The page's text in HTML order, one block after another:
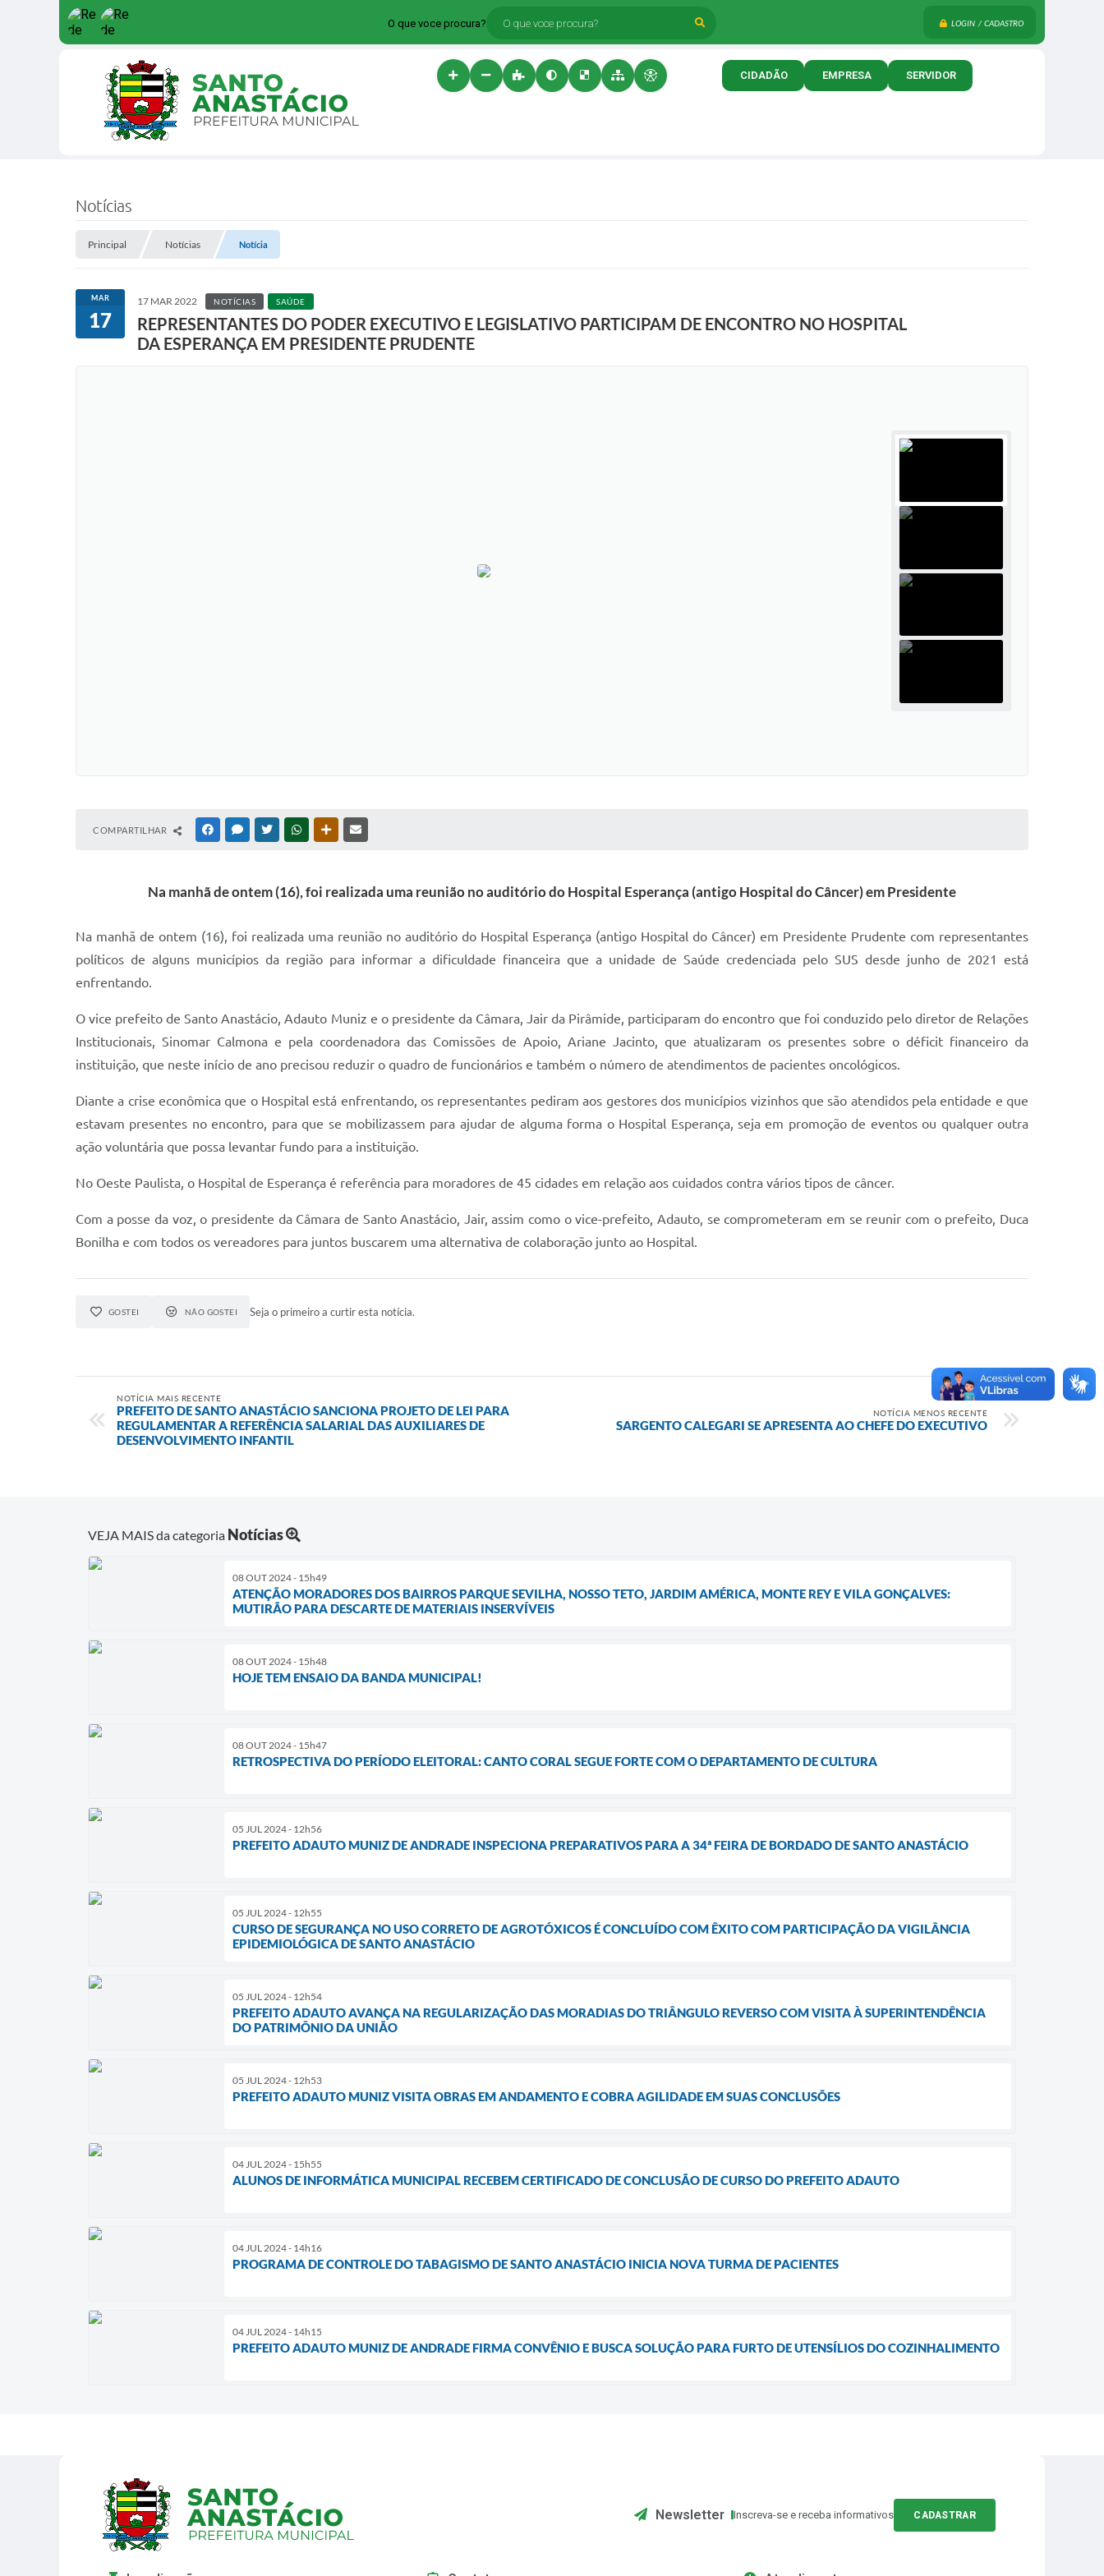
LOGIN / CADASTRO
O que voce procura?
CIDADÃO EMPRESA SERVIDOR
Notícias
Principal Notícias Notícia
MAR
17
17 MAR 2022 NOTÍCIAS SAÚDE
REPRESENTANTES DO PODER EXECUTIVO E LEGISLATIVO PARTICIPAM DE ENCONTRO NO HOSPITAL
DA ESPERANÇA EM PRESIDENTE PRUDENTE
COMPARTILHAR FACEBOOKMESSENGER
TWITTERWHATSAPPOUTRAS MÍDIAS
Na manhã de ontem (16), foi realizada uma reunião no auditório do Hospital Esperança (antigo Hospital do Câncer) em Presidente
Na manhã de ontem (16), foi realizada uma reunião no auditório do Hospital Esperança (antigo Hospital do Câncer) em Presidente Prudente com representantes
políticos de alguns municípios da região para informar a dificuldade financeira que a unidade de Saúde credenciada pelo SUS desde junho de 2021 está
enfrentando.
O vice prefeito de Santo Anastácio, Adauto Muniz e o presidente da Câmara, Jair da Pirâmide, participaram do encontro que foi conduzido pelo diretor de Relações
Institucionais, Sinomar Calmona e pela coordenadora das Comissões de Apoio, Ariane Jacinto, que atualizaram os presentes sobre o déficit financeiro da
instituição, que neste início de ano precisou reduzir o quadro de funcionários e também o número de atendimentos de pacientes oncológicos.
Diante a crise econômica que o Hospital está enfrentando, os representantes pediram aos gestores dos municípios vizinhos que são atendidos pela entidade e que
estavam presentes no encontro, para que se mobilizassem para ajudar de alguma forma o Hospital Esperança, seja em promoção de eventos ou qualquer outra
ação voluntária que possa levantar fundo para a instituição.
No Oeste Paulista, o Hospital de Esperança é referência para moradores de 45 cidades em relação aos cuidados contra vários tipos de câncer.
Com a posse da voz, o presidente da Câmara de Santo Anastácio, Jair, assim como o vice-prefeito, Adauto, se comprometeram em se reunir com o prefeito, Duca
Bonilha e com todos os vereadores para juntos buscarem uma alternativa de colaboração junto ao Hospital.
GOSTEI NÃO GOSTEI Seja o primeiro a curtir esta notícia.
NOTÍCIA MAIS RECENTE
PREFEITO DE SANTO ANASTÁCIO SANCIONA PROJETO DE LEI PARA
REGULAMENTAR A REFERÊNCIA SALARIAL DAS AUXILIARES DE
DESENVOLVIMENTO INFANTIL
NOTÍCIA MENOS RECENTE
SARGENTO CALEGARI SE APRESENTA AO CHEFE DO EXECUTIVO
VEJA MAIS da categoria Notícias
08 OUT 2024 - 15h49
ATENÇÃO MORADORES DOS BAIRROS PARQUE SEVILHA, NOSSO TETO, JARDIM AMÉRICA, MONTE REY E VILA GONÇALVES:
MUTIRÃO PARA DESCARTE DE MATERIAIS INSERVÍVEIS
08 OUT 2024 - 15h48
HOJE TEM ENSAIO DA BANDA MUNICIPAL!
08 OUT 2024 - 15h47
RETROSPECTIVA DO PERÍODO ELEITORAL: CANTO CORAL SEGUE FORTE COM O DEPARTAMENTO DE CULTURA
05 JUL 2024 - 12h56
PREFEITO ADAUTO MUNIZ DE ANDRADE INSPECIONA PREPARATIVOS PARA A 34ª FEIRA DE BORDADO DE SANTO ANASTÁCIO
05 JUL 2024 - 12h55
CURSO DE SEGURANÇA NO USO CORRETO DE AGROTÓXICOS É CONCLUÍDO COM ÊXITO COM PARTICIPAÇÃO DA VIGILÂNCIA
EPIDEMIOLÓGICA DE SANTO ANASTÁCIO
05 JUL 2024 - 12h54
PREFEITO ADAUTO AVANÇA NA REGULARIZAÇÃO DAS MORADIAS DO TRIÂNGULO REVERSO COM VISITA À SUPERINTENDÊNCIA
DO PATRIMÔNIO DA UNIÃO
05 JUL 2024 - 12h53
PREFEITO ADAUTO MUNIZ VISITA OBRAS EM ANDAMENTO E COBRA AGILIDADE EM SUAS CONCLUSÕES
04 JUL 2024 - 15h55
ALUNOS DE INFORMÁTICA MUNICIPAL RECEBEM CERTIFICADO DE CONCLUSÃO DE CURSO DO PREFEITO ADAUTO
04 JUL 2024 - 14h16
PROGRAMA DE CONTROLE DO TABAGISMO DE SANTO ANASTÁCIO INICIA NOVA TURMA DE PACIENTES
04 JUL 2024 - 14h15
PREFEITO ADAUTO MUNIZ DE ANDRADE FIRMA CONVÊNIO E BUSCA SOLUÇÃO PARA FURTO DE UTENSÍLIOS DO COZINHALIMENTO
Newsletter Inscreva-se e receba informativos CADASTRAR